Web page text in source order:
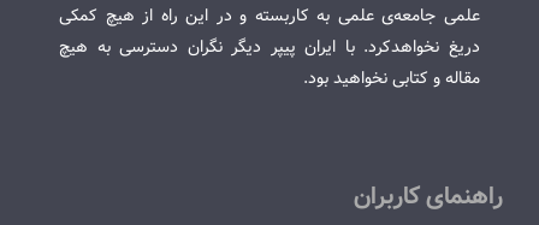
علمی جامعه‌ی علمی به کاربسته و در این راه از هیچ کمکی
دریغ نخواهدکرد. با ایران پیپر دیگر نگران دسترسی به هیچ
مقاله و کتابی نخواهید بود.
راهنمای کاربران